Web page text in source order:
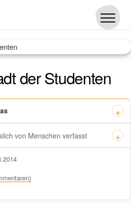
der Studenten
von Menschen verfasst
Winston AI geprüft wurde und die Inhalte von
ohne KI-Tools verfasst wurden.